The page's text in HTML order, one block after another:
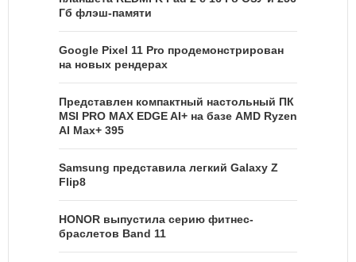
Гб флэш-памяти
Google Pixel 11 Pro продемонстрирован
на новых рендерах
Представлен компактный настольный ПК
MSI PRO MAX EDGE AI+ на базе AMD Ryzen
AI Max+ 395
Samsung представила легкий Galaxy Z
Flip8
HONOR выпустила серию фитнес-
браслетов Band 11